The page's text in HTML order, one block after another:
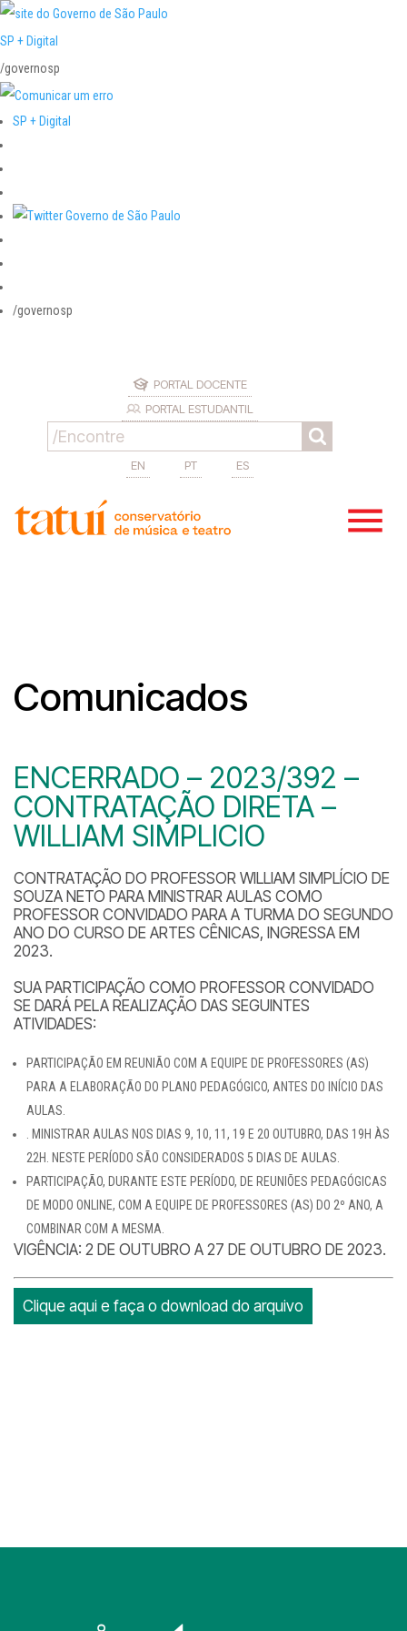
SP + Digital
/governosp
SP + Digital
/governosp
PORTAL DOCENTE
PORTAL ESTUDANTIL
EN PT ES
Comunicados
ENCERRADO – 2023/392 –
CONTRATAÇÃO DIRETA –
WILLIAM SIMPLICIO
CONTRATAÇÃO DO PROFESSOR WILLIAM SIMPLÍCIO DE
SOUZA NETO PARA MINISTRAR AULAS COMO
PROFESSOR CONVIDADO PARA A TURMA DO SEGUNDO
ANO DO CURSO DE ARTES CÊNICAS, INGRESSA EM
2023.
SUA PARTICIPAÇÃO COMO PROFESSOR CONVIDADO
SE DARÁ PELA REALIZAÇÃO DAS SEGUINTES
ATIVIDADES:
PARTICIPAÇÃO EM REUNIÃO COM A EQUIPE DE PROFESSORES (AS)
PARA A ELABORAÇÃO DO PLANO PEDAGÓGICO, ANTES DO INÍCIO DAS
AULAS.
. MINISTRAR AULAS NOS DIAS 9, 10, 11, 19 E 20 OUTUBRO, DAS 19H ÀS
22H. NESTE PERÍODO SÃO CONSIDERADOS 5 DIAS DE AULAS.
PARTICIPAÇÃO, DURANTE ESTE PERÍODO, DE REUNIÕES PEDAGÓGICAS
DE MODO ONLINE, COM A EQUIPE DE PROFESSORES (AS) DO 2º ANO, A
COMBINAR COM A MESMA.
VIGÊNCIA: 2 DE OUTUBRO A 27 DE OUTUBRO DE 2023.
Clique aqui e faça o download do arquivo